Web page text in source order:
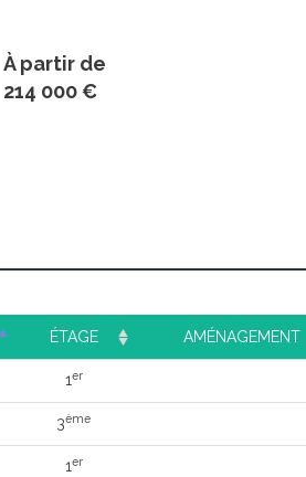
À partir de
214 000 €
ÉTAGE AMÉNAGEMENT
1er
3ème
1er